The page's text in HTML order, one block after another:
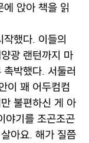
앉아 책을 읽
했다. 이들의
광 랜턴까지 마
박했다. 서둘러
이 꽤 어두컴컴
불편하신 게 아
야기를 조곤조곤
아요. 해가 질쯤